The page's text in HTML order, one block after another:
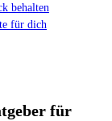
für
behalten
für dich